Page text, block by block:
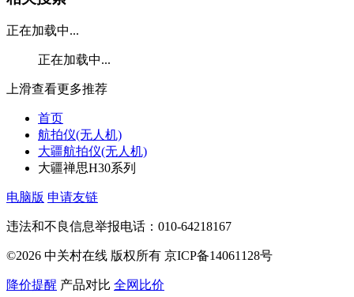
正在加载中...
正在加载中...
上滑查看更多推荐
首页
航拍仪(无人机)
大疆航拍仪(无人机)
大疆禅思H30系列
电脑版 申请友链
违法和不良信息举报电话：010-64218167
©2026 中关村在线 版权所有 京ICP备14061128号
降价提醒 产品对比 全网比价